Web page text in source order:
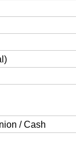
/ Cash